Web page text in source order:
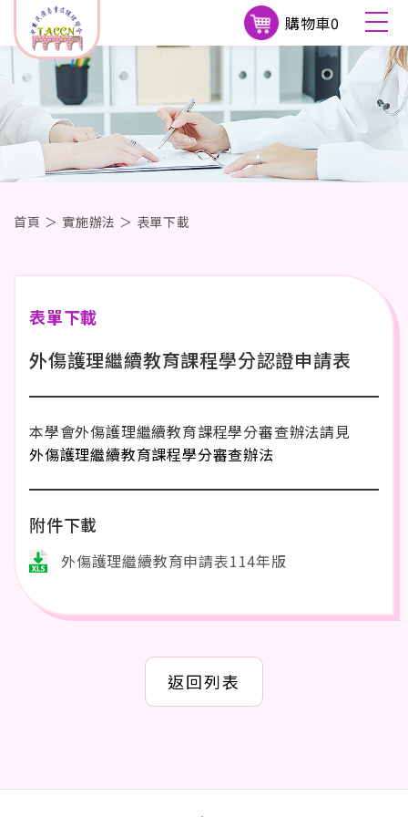
購物車0
首頁 ＞ 實施辦法 ＞ 表單下載
表單下載
外傷護理繼續教育課程學分認證申請表
本學會外傷護理繼續教育課程學分審查辦法請見
外傷護理繼續教育課程學分審查辦法
附件下載
外傷護理繼續教育申請表114年版
返回列表